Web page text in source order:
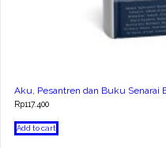
Aku, Pesantren dan Buku Senarai
Rp117.400
Add to cart